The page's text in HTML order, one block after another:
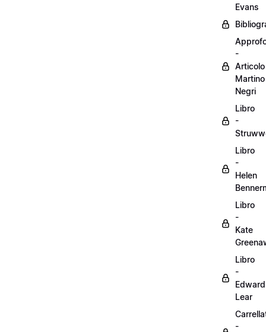
Evans
-
Articolo
Martino
Negri
Libro
-
Libro
-
Helen
Libro
-
Kate
Libro
-
Edward
Lear
-